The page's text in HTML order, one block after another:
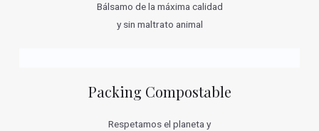
Bálsamo de la máxima calidad
y sin maltrato animal
Packing Compostable
Respetamos el planeta y